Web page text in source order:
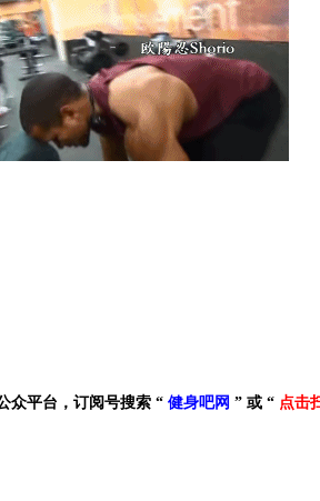
众平台，订阅号搜索 “ 健身吧网 ” 或 “ 点击